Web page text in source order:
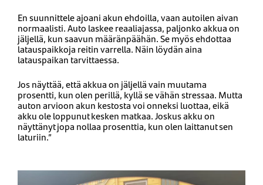
En suunnittele ajoani akun ehdoilla, vaan autoilen aivan
normaalisti. Auto laskee reaaliajassa, paljonko akkua on
jäljellä, kun saavun määränpäähän. Se myös ehdottaa
latauspaikkoja reitin varrella. Näin löydän aina
latauspaikan tarvittaessa.
Jos näyttää, että akkua on jäljellä vain muutama
prosentti, kun olen perillä, kyllä se vähän stressaa. Mutta
auton arvioon akun kestosta voi onneksi luottaa, eikä
akku ole loppunut kesken matkaa. Joskus akku on
näyttänyt jopa nollaa prosenttia, kun olen laittanut sen
laturiin.”